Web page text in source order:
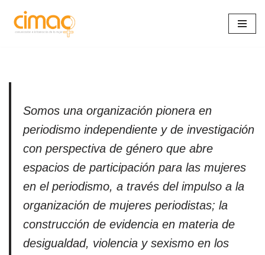
Saltar
Somos una organización pionera en
periodismo independiente y de investigación
con perspectiva de género que abre
espacios de participación para las mujeres
en el periodismo, a través del impulso a la
organización de mujeres periodistas; la
construcción de evidencia en materia de
desigualdad, violencia y sexismo en los